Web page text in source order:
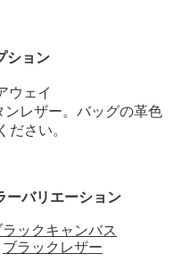
ション
ンレザー。バッグの革色
ださい。
ーバリエーション
ラックキャンバス
ブラックレザー